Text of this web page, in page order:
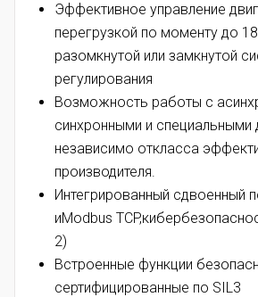
Эффективное управление
перегрузкой по моменту до
разомкнутой или замкнутой
регулирования
Возможность работы с
синхронными и специальными
независимо откласса
производителя.
Интегрированный сдвоенный
иModbus
2)
Встроенные функции
сертифицированные по SIL3